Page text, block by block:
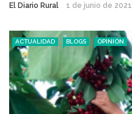
El Diario Rural 1 de junio de 2021
ACTUALIDAD BLOGS OPINIÓN